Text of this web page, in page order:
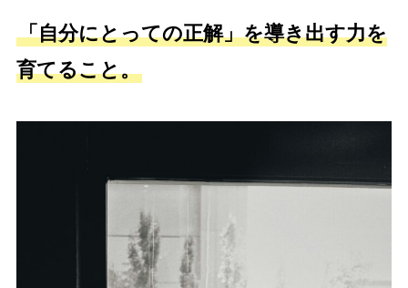
「自分にとっての正解」を導き出す力を
育てること。